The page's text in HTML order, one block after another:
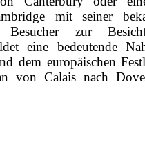
mit seiner
zur
eine bedeutende
dem europäischen
von Calais nach